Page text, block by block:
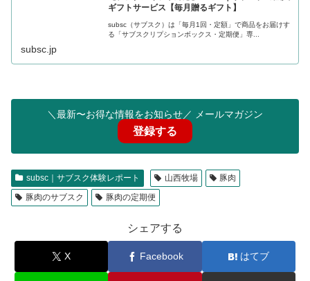
ギフトサービス【毎月贈るギフト】
subsc（サブスク）は「毎月1回・定額」で商品をお届けす
る「サブスクリプションボックス・定期便」専...
subsc.jp
＼最新〜お得な情報をお知らせ／ メールマガジン
登録する
subsc｜サブスク体験レポート 山西牧場
豚肉
豚肉のサブスク
豚肉の定期便
シェアする
X Facebook はてブ